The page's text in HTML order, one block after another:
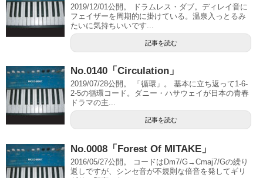
2019/12/01公開。 ドラムレス・ダブ。ディレイ音に
フェイザーを周期的に掛けている。温泉入っとるみ
たいに気持ちいいです...
記事を読む
No.0140「Circulation」
2019/07/28公開。 「循環」。 基本に立ち返って1-6-
2-5の循環コード。ダニー・ハサウェイが日本の青春
ドラマの主...
記事を読む
No.0008「Forest Of MITAKE」
2016/05/27公開。 コードはDm7/G→Cmaj7/Gの繰り
返しですが、シンセ音が不規則な倍音を発してギリ